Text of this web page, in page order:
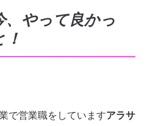
、やって良かっ
で営業職をしていますアラサ